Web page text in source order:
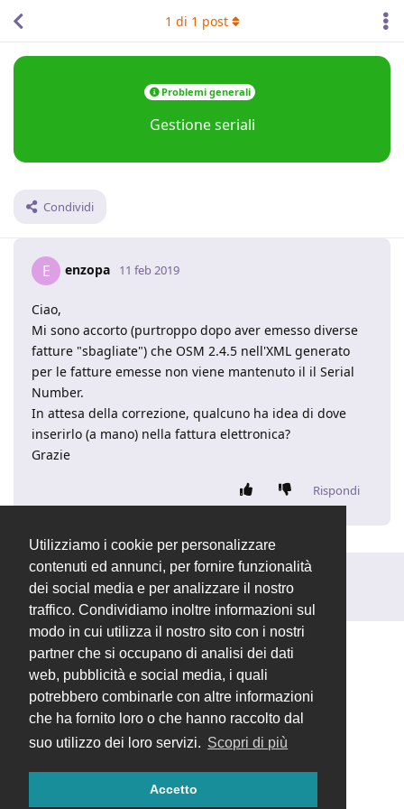
Utilizziamo i cookie per personalizzare
contenuti ed annunci, per fornire funzionalità
dei social media e per analizzare il nostro
traffico. Condividiamo inoltre informazioni sul
modo in cui utilizza il nostro sito con i nostri
partner che si occupano di analisi dei dati
web, pubblicità e social media, i quali
potrebbero combinarle con altre informazioni
che ha fornito loro o che hanno raccolto dal
suo utilizzo dei loro servizi. Scopri di più
Accetto
Problemi generali
Gestione seriali
Condividi
1 di 1 post
E enzopa 11 feb 2019
Ciao,
Mi sono accorto (purtroppo dopo aver emesso diverse
fatture "sbagliate") che OSM 2.4.5 nell'XML generato
per le fatture emesse non viene mantenuto il il Serial
Number.
In attesa della correzione, qualcuno ha idea di dove
inserirlo (a mano) nella fattura elettronica?
Grazie
Rispondi
Rispondi alla discussione...